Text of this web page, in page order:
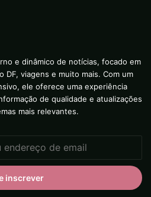
e dinâmico de notícias, focado em
DF, viagens e muito mais. Com um
ele oferece uma experiência
de qualidade e atualizações
mais relevantes.